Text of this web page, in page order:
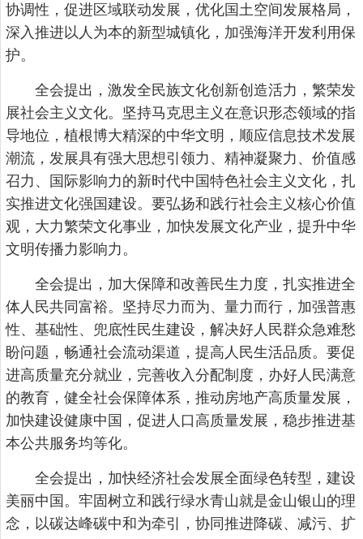
协调性，促进区域联动发展，优化国土空间发展格局，
深入推进以人为本的新型城镇化，加强海洋开发利用保
护。
全会提出，激发全民族文化创新创造活力，繁荣发
展社会主义文化。坚持马克思主义在意识形态领域的指
导地位，植根博大精深的中华文明，顺应信息技术发展
潮流，发展具有强大思想引领力、精神凝聚力、价值感
召力、国际影响力的新时代中国特色社会主义文化，扎
实推进文化强国建设。要弘扬和践行社会主义核心价值
观，大力繁荣文化事业，加快发展文化产业，提升中华
文明传播力影响力。
全会提出，加大保障和改善民生力度，扎实推进全
体人民共同富裕。坚持尽力而为、量力而行，加强普惠
性、基础性、兜底性民生建设，解决好人民群众急难愁
盼问题，畅通社会流动渠道，提高人民生活品质。要促
进高质量充分就业，完善收入分配制度，办好人民满意
的教育，健全社会保障体系，推动房地产高质量发展，
加快建设健康中国，促进人口高质量发展，稳步推进基
本公共服务均等化。
全会提出，加快经济社会发展全面绿色转型，建设
美丽中国。牢固树立和践行绿水青山就是金山银山的理
念，以碳达峰碳中和为牵引，协同推进降碳、减污、扩